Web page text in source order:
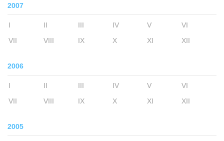
2007
I II III IV V
VI
VII
VIII IX X XI XII
2006
I II III IV V
VI
VII
VIII IX X XI XII
2005